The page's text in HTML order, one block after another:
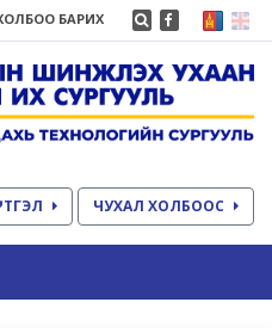
БАРИХ
ЧУХАЛ ХОЛБООС